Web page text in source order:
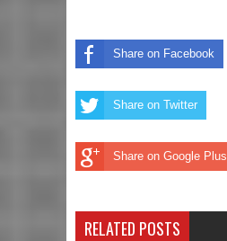
Share on Facebook
Share on Twitter
Share on Google Plus
RELATED POSTS